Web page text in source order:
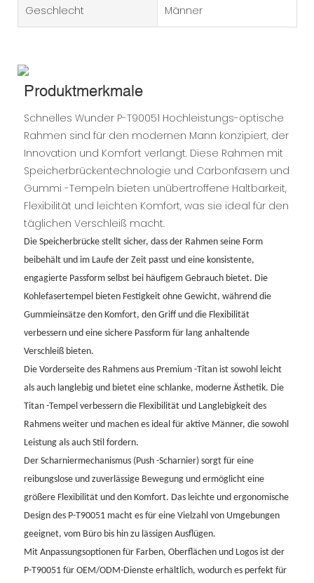
Geschlecht Männer
Produktmerkmale
Schnelles Wunder P-T90051 Hochleistungs-optische
Rahmen sind für den modernen Mann konzipiert, der
Innovation und Komfort verlangt. Diese Rahmen mit
Speicherbrückentechnologie und Carbonfasern und
Gummi -Tempeln bieten unübertroffene Haltbarkeit,
Flexibilität und leichten Komfort, was sie ideal für den
täglichen Verschleiß macht.
Die Speicherbrücke stellt sicher, dass der Rahmen seine Form
beibehält und im Laufe der Zeit passt und eine konsistente,
engagierte Passform selbst bei häufigem Gebrauch bietet. Die
Kohlefasertempel bieten Festigkeit ohne Gewicht, während die
Gummieinsätze den Komfort, den Griff und die Flexibilität
verbessern und eine sichere Passform für lang anhaltende
Verschleiß bieten.
Die Vorderseite des Rahmens aus Premium -Titan ist sowohl leicht
als auch langlebig und bietet eine schlanke, moderne Ästhetik. Die
Titan -Tempel verbessern die Flexibilität und Langlebigkeit des
Rahmens weiter und machen es ideal für aktive Männer, die sowohl
Leistung als auch Stil fordern.
Der Scharniermechanismus (Push -Scharnier) sorgt für eine
reibungslose und zuverlässige Bewegung und ermöglicht eine
größere Flexibilität und den Komfort. Das leichte und ergonomische
Design des P-T90051 macht es für eine Vielzahl von Umgebungen
geeignet, vom Büro bis hin zu lässigen Ausflügen.
Mit Anpassungsoptionen für Farben, Oberflächen und Logos ist der
P-T90051 für OEM/ODM-Dienste erhältlich, wodurch es perfekt für